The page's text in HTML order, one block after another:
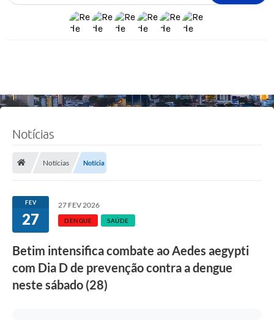
Notícias
Notícias Notícia
FEV
27
27 FEV 2026
DENGUE SAÚDE
Betim intensifica combate ao Aedes aegypti
com Dia D de prevenção contra a dengue
neste sábado (28)